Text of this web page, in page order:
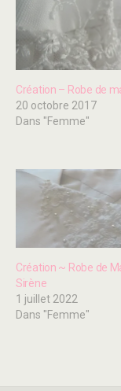
Création – Robe de
20 octobre 2017
Dans "Femme"
Création ~ Robe de
Sirène
1 juillet 2022
Dans "Femme"